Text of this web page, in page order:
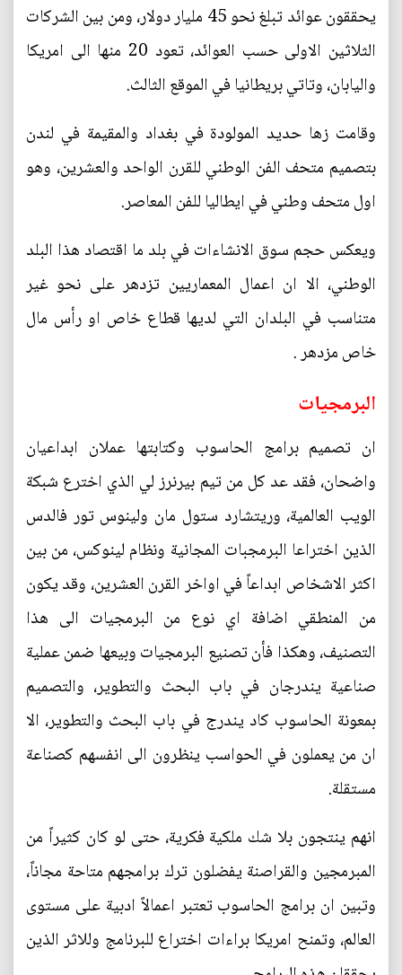
يحققون عوائد تبلغ نحو 45 مليار دولار، ومن بين الشركات
الثلاثين الاولى حسب العوائد، تعود 20 منها الى امريكا
واليابان، وتاتي بريطانيا في الموقع الثالث.
وقامت زها حديد المولودة في بغداد والمقيمة في لندن
بتصميم متحف الفن الوطني للقرن الواحد والعشرين، وهو
اول متحف وطني في ايطاليا للفن المعاصر.
ويعكس حجم سوق الانشاءات في بلد ما اقتصاد هذا البلد
الوطني، الا ان اعمال المعماريين تزدهر على نحو غير
متناسب في البلدان التي لديها قطاع خاص او رأس مال
خاص مزدهر .
البرمجيات
ان تصميم برامج الحاسوب وكتابتها عملان ابداعيان
واضحان، فقد عد كل من تيم بيرنرز لي الذي اخترع شبكة
الويب العالمية، وريتشارد ستول مان ولينوس تور فالدس
الذين اختراعا البرمجبات المجانية ونظام لينوكس، من بين
اكثر الاشخاص ابداعاً في اواخر القرن العشرين، وقد يكون
من المنطقي اضافة اي نوع من البرمجيات الى هذا
التصنيف، وهكذا فأن تصنيع البرمجيات وبيعها ضمن عملية
صناعية يندرجان في باب البحث والتطوير، والتصميم
بمعونة الحاسوب كاد يندرج في باب البحث والتطوير، الا
ان من يعملون في الحواسب ينظرون الى انفسهم كصناعة
مستقلة.
انهم ينتجون بلا شك ملكية فكرية، حتى لو كان كثيراً من
المبرمجين والقراصنة يفضلون ترك برامجهم متاحة مجاناً،
وتبين ان برامج الحاسوب تعتبر اعمالاً ادبية على مستوى
العالم، وتمنح امريكا براءات اختراع للبرنامج وللاثر الذين